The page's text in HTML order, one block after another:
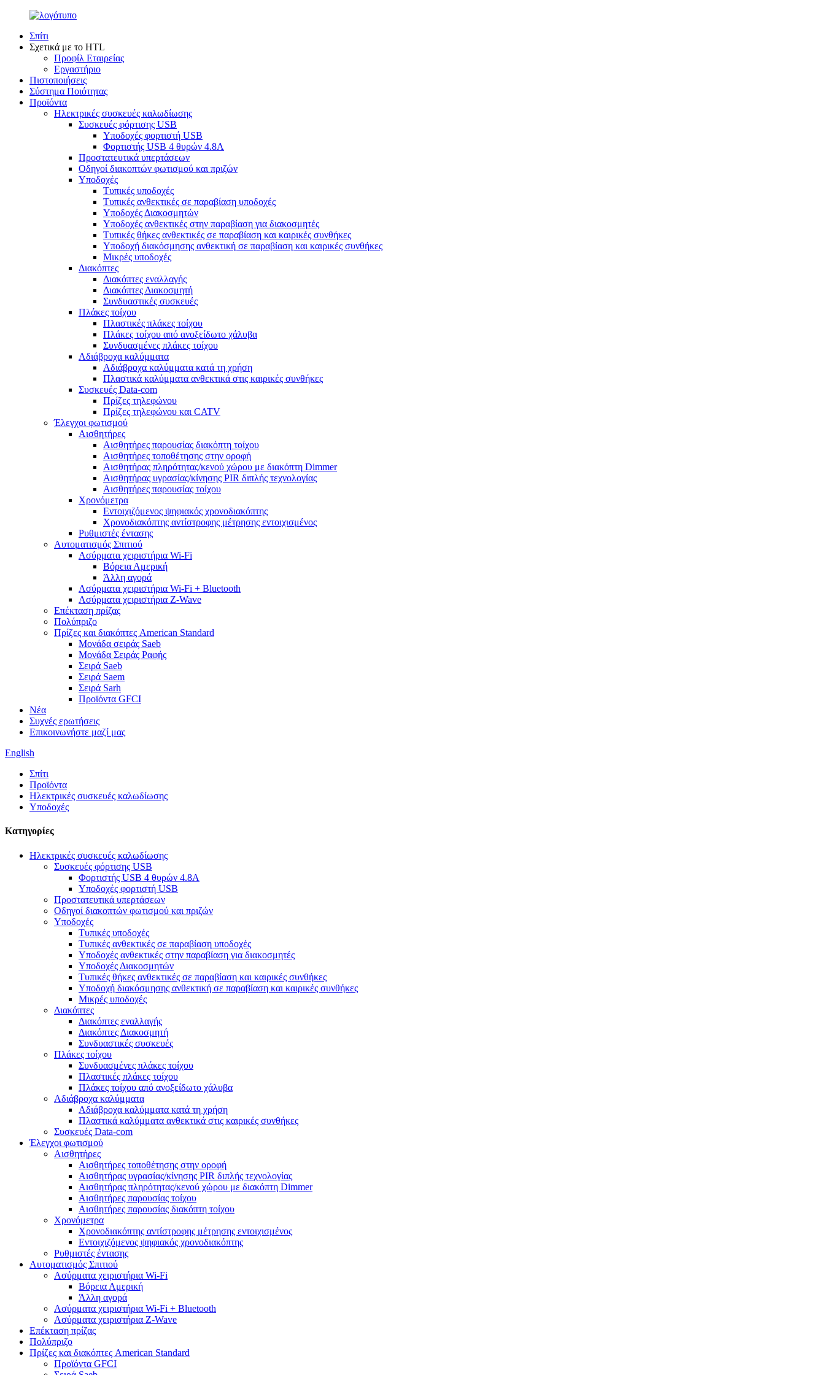
Σπίτι
Σχετικά με το HTL
Προφίλ Εταιρείας
Εργαστήριο
Πιστοποιήσεις
Σύστημα Ποιότητας
Προϊόντα
Ηλεκτρικές συσκευές καλωδίωσης
Συσκευές φόρτισης USB
Υποδοχές φορτιστή USB
Φορτιστής USB 4 θυρών 4.8A
Προστατευτικά υπερτάσεων
Οδηγοί διακοπτών φωτισμού και πριζών
Υποδοχές
Τυπικές υποδοχές
Τυπικές ανθεκτικές σε παραβίαση υποδοχές
Υποδοχές Διακοσμητών
Υποδοχές ανθεκτικές στην παραβίαση για διακοσμητές
Τυπικές θήκες ανθεκτικές σε παραβίαση και καιρικές συνθήκες
Υποδοχή διακόσμησης ανθεκτική σε παραβίαση και καιρικές συνθήκες
Μικρές υποδοχές
Διακόπτες
Διακόπτες εναλλαγής
Διακόπτες Διακοσμητή
Συνδυαστικές συσκευές
Πλάκες τοίχου
Πλαστικές πλάκες τοίχου
Πλάκες τοίχου από ανοξείδωτο χάλυβα
Συνδυασμένες πλάκες τοίχου
Αδιάβροχα καλύμματα
Αδιάβροχα καλύμματα κατά τη χρήση
Πλαστικά καλύμματα ανθεκτικά στις καιρικές συνθήκες
Συσκευές Data-com
Πρίζες τηλεφώνου
Πρίζες τηλεφώνου και CATV
Έλεγχοι φωτισμού
Αισθητήρες
Αισθητήρες παρουσίας διακόπτη τοίχου
Αισθητήρες τοποθέτησης στην οροφή
Αισθητήρας πληρότητας/κενού χώρου με διακόπτη Dimmer
Αισθητήρας υγρασίας/κίνησης PIR διπλής τεχνολογίας
Αισθητήρες παρουσίας τοίχου
Χρονόμετρα
Εντοιχιζόμενος ψηφιακός χρονοδιακόπτης
Χρονοδιακόπτης αντίστροφης μέτρησης εντοιχισμένος
Ρυθμιστές έντασης
Αυτοματισμός Σπιτιού
Ασύρματα χειριστήρια Wi-Fi
Βόρεια Αμερική
Άλλη αγορά
Ασύρματα χειριστήρια Wi-Fi + Bluetooth
Ασύρματα χειριστήρια Z-Wave
Επέκταση πρίζας
Πολύπριζο
Πρίζες και διακόπτες American Standard
Μονάδα σειράς Saeb
Μονάδα Σειράς Ραφής
Σειρά Saeb
Σειρά Saem
Σειρά Sarh
Προϊόντα GFCI
Νέα
Συχνές ερωτήσεις
Επικοινωνήστε μαζί μας
English
Σπίτι
Προϊόντα
Ηλεκτρικές συσκευές καλωδίωσης
Υποδοχές
Κατηγορίες
Ηλεκτρικές συσκευές καλωδίωσης
Συσκευές φόρτισης USB
Φορτιστής USB 4 θυρών 4.8A
Υποδοχές φορτιστή USB
Προστατευτικά υπερτάσεων
Οδηγοί διακοπτών φωτισμού και πριζών
Υποδοχές
Τυπικές υποδοχές
Τυπικές ανθεκτικές σε παραβίαση υποδοχές
Υποδοχές ανθεκτικές στην παραβίαση για διακοσμητές
Υποδοχές Διακοσμητών
Τυπικές θήκες ανθεκτικές σε παραβίαση και καιρικές συνθήκες
Υποδοχή διακόσμησης ανθεκτική σε παραβίαση και καιρικές συνθήκες
Μικρές υποδοχές
Διακόπτες
Διακόπτες εναλλαγής
Διακόπτες Διακοσμητή
Συνδυαστικές συσκευές
Πλάκες τοίχου
Συνδυασμένες πλάκες τοίχου
Πλαστικές πλάκες τοίχου
Πλάκες τοίχου από ανοξείδωτο χάλυβα
Αδιάβροχα καλύμματα
Αδιάβροχα καλύμματα κατά τη χρήση
Πλαστικά καλύμματα ανθεκτικά στις καιρικές συνθήκες
Συσκευές Data-com
Έλεγχοι φωτισμού
Αισθητήρες
Αισθητήρες τοποθέτησης στην οροφή
Αισθητήρας υγρασίας/κίνησης PIR διπλής τεχνολογίας
Αισθητήρας πληρότητας/κενού χώρου με διακόπτη Dimmer
Αισθητήρες παρουσίας τοίχου
Αισθητήρες παρουσίας διακόπτη τοίχου
Χρονόμετρα
Χρονοδιακόπτης αντίστροφης μέτρησης εντοιχισμένος
Εντοιχιζόμενος ψηφιακός χρονοδιακόπτης
Ρυθμιστές έντασης
Αυτοματισμός Σπιτιού
Ασύρματα χειριστήρια Wi-Fi
Βόρεια Αμερική
Άλλη αγορά
Ασύρματα χειριστήρια Wi-Fi + Bluetooth
Ασύρματα χειριστήρια Z-Wave
Επέκταση πρίζας
Πολύπριζο
Πρίζες και διακόπτες American Standard
Προϊόντα GFCI